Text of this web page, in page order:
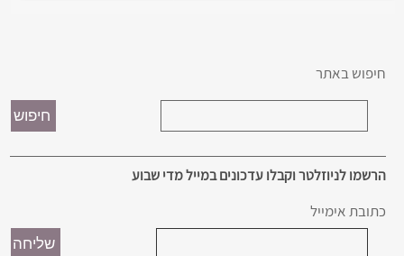
חיפוש באתר
הרשמו לניוזלטר וקבלו עדכונים במייל מדי שבוע
כתובת אימייל